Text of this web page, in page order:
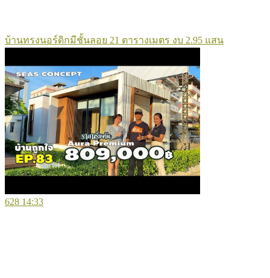
บ้านทรงนอร์ดิกมีชั้นลอย 21 ตารางเมตร งบ 2.95 แสน
628 14:33